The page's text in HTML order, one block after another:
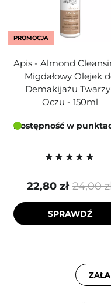
PROMOCJA
Apis - Almond
Migdałowy Olejek
Demakijażu
Oczu - 150ml
Dostępność w
24,00
22,80 zł
SPRAWDŹ